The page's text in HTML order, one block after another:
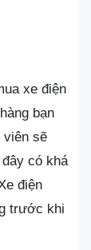
xe điện
bạn
viên sẽ
có khá
điện
trước khi